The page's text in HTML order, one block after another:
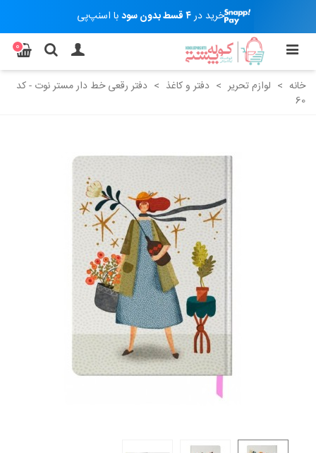
خرید در۴ قسط بدون سود با اسنپ‌پی
0
خانه > لوازم تحریر > دفتر و کاغذ > دفتر رقعی خط دار مستر نوت - کد
60